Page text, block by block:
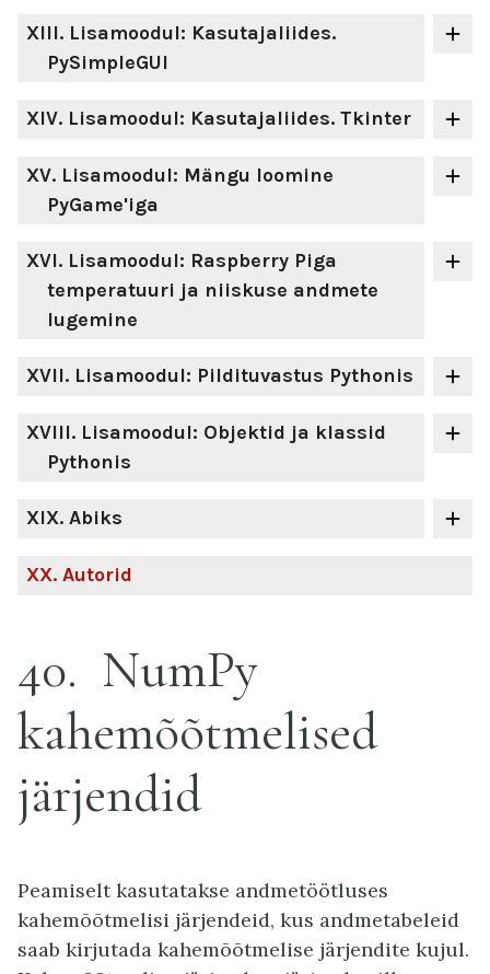
XIII. Lisamoodul: Kasutajaliides.
PySimpleGUI
XIV. Lisamoodul: Kasutajaliides. Tkinter
XV. Lisamoodul: Mängu loomine
PyGame'iga
XVI. Lisamoodul: Raspberry Piga
temperatuuri ja niiskuse andmete
lugemine
XVII. Lisamoodul: Pildituvastus Pythonis
XVIII. Lisamoodul: Objektid ja klassid
Pythonis
XIX. Abiks
XX. Autorid
40
NumPy
kahemõõtmelised
järjendid
Peamiselt kasutatakse andmetöötluses
kahemõõtmelisi järjendeid, kus andmetabeleid
saab kirjutada kahemõõtmelise järjendite kujul.